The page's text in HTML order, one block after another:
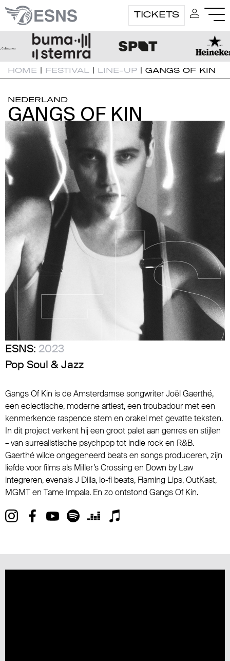
TICKETS
HOME | FESTIVAL | LINE-UP | GANGS OF KIN
NEDERLAND
GANGS OF KIN
GANGS OF KIN
ESNS: 2023
Pop Soul & Jazz
Gangs Of Kin is de Amsterdamse songwriter Joël Gaerthé,
een eclectische, moderne artiest, een troubadour met een
kenmerkende raspende stem en orakel met gevatte teksten.
In dit project verkent hij een groot palet aan genres en stijlen
– van surrealistische psychpop tot indie rock en R&B.
Gaerthé wilde ongegeneerd beats en songs produceren, zijn
liefde voor films als Miller’s Crossing en Down by Law
integreren, evenals J Dilla, lo-fi beats, Flaming Lips, OutKast,
MGMT en Tame Impala. En zo ontstond Gangs Of Kin.